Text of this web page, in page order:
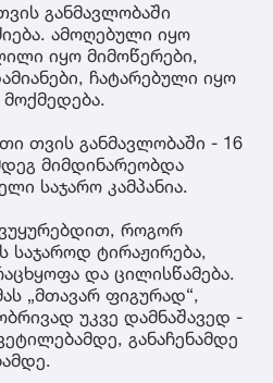
განმავლობაში
ამოღებული იყო
იყო მიმოწერები,
ჩატარებული იყო
თვის განმავლობაში - 16
მიმდინარეობდა
საჯარო კამპანია.
როგორ
საჯაროდ ტირაჟირება,
და ცილისწამება.
„მთავარ ფიგურად“,
უკვე დამნაშავედ -
განაჩენამდე